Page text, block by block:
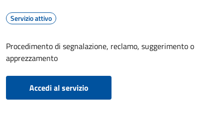
Servizio attivo
Procedimento di segnalazione, reclamo, suggerimento o
apprezzamento
Accedi al servizio